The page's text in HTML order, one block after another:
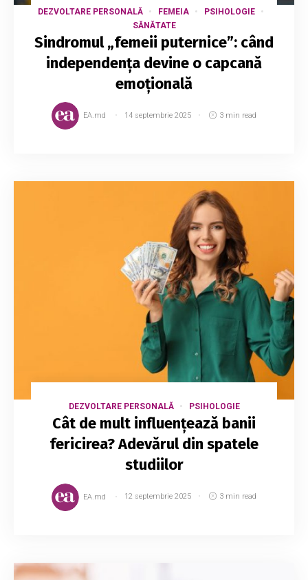
DEZVOLTARE PERSONALĂ FEMEIA
PSIHOLOGIE
SĂNĂTATE
Sindromul „femeii puternice”: când
independența devine o capcană
emoțională
EA.md 14 septembrie 2025 3 min read
DEZVOLTARE PERSONALĂ PSIHOLOGIE
Cât de mult influențează banii
fericirea? Adevărul din spatele
studiilor
EA.md 12 septembrie 2025 3 min read